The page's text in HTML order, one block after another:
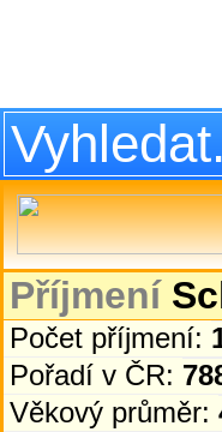
Příjmení
Počet příjmení:
Pořadí v ČR:
Věkový průměr: